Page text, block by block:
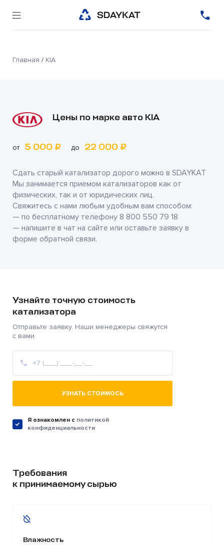
Главная / KIA
Цены по марке авто KIA
от 5 000 ₽ до 22 000 ₽
Сдать старый катализатор дорого можно в SDAYKAT
Мы занимается приемом катализаторов как от
физических, так и от юридических лиц.
Свяжитесь с нами любым удобным вам способом:
— по бесплатному телефону 8 800 550 79 18
— напишите в чат на сайте или оставьте заявку в
форме обратной связи.
Узнайте точную стоимость
катализатора
Отправьте заявку. Наши менеджеры свяжутся
с вами.
УЗНАТЬ СТОИМОСЬ
Я ознакомлен c политикой
конфиденциальности
Требования
к принимаемому сырью
Влажность